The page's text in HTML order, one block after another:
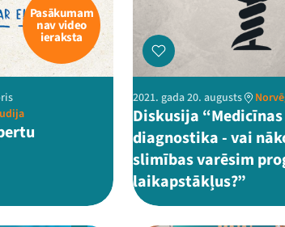
Pasākumam
nav video
ieraksta
2021. gada 20. augusts
Diskusija “Medicīnas
diagnostika - vai
slimības varēsim
laikapstākļus?”